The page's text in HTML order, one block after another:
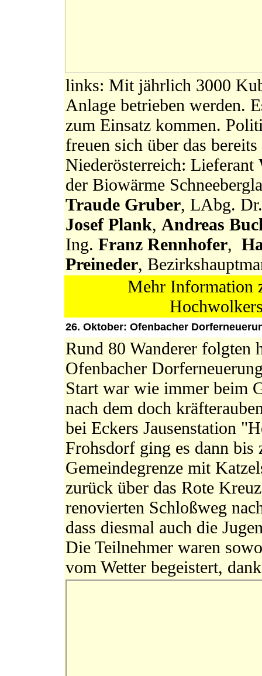
links: Mit jährlich 3000
Anlage betrieben werden.
zum Einsatz kommen.
freuen sich über das
Niederösterreich: Lieferant
der Biowärme
Traude Gruber, LAbg.
Josef Plank, Andreas
Ing. Franz Rennhofer,
Preineder,
Mehr Information
26. Oktober: Ofenbacher
Rund 80 Wanderer folgten
Ofenbacher
Start war wie immer beim
nach dem doch
bei Eckers Jausenstation
Frohsdorf ging es dann bis
Gemeindegrenze mit
zurück über das Rote
renovierten Schloßweg
dass diesmal auch die
Die Teilnehmer waren
vom Wetter begeistert,